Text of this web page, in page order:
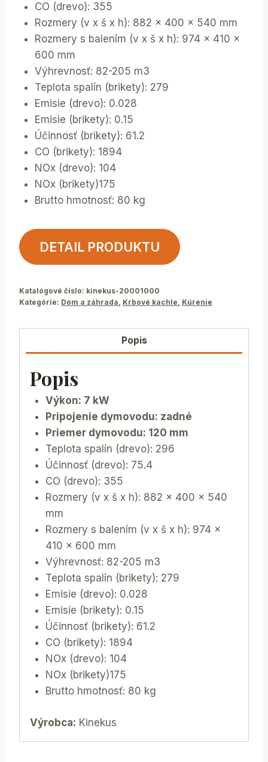
CO (drevo): 355
Rozmery (v x š x h): 882 x 400 x 540 mm
Rozmery s balením (v x š x h): 974 x 410 x
600 mm
Výhrevnosť: 82-205 m3
Teplota spalín (brikety): 279
Emisie (drevo): 0.028
Emisie (brikety): 0.15
Účinnosť (brikety): 61.2
CO (brikety): 1894
NOx (drevo): 104
NOx (brikety)175
Brutto hmotnosť: 80 kg
DETAIL PRODUKTU
Katalógové číslo: kinekus-20001000
Kategórie: Dom a záhrada, Krbové kachle, Kúrenie
Popis
Popis
Výkon: 7 kW
Pripojenie dymovodu: zadné
Priemer dymovodu: 120 mm
Teplota spalín (drevo): 296
Účinnosť (drevo): 75.4
CO (drevo): 355
Rozmery (v x š x h): 882 x 400 x 540
mm
Rozmery s balením (v x š x h): 974 x
410 x 600 mm
Výhrevnosť: 82-205 m3
Teplota spalín (brikety): 279
Emisie (drevo): 0.028
Emisie (brikety): 0.15
Účinnosť (brikety): 61.2
CO (brikety): 1894
NOx (drevo): 104
NOx (brikety)175
Brutto hmotnosť: 80 kg
Výrobca: Kinekus